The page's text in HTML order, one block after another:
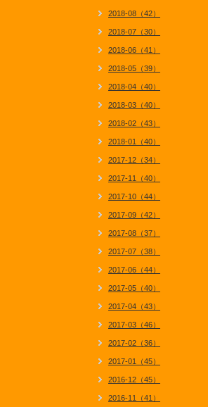
2018-08（42）
2018-07（30）
2018-06（41）
2018-05（39）
2018-04（40）
2018-03（40）
2018-02（43）
2018-01（40）
2017-12（34）
2017-11（40）
2017-10（44）
2017-09（42）
2017-08（37）
2017-07（38）
2017-06（44）
2017-05（40）
2017-04（43）
2017-03（46）
2017-02（36）
2017-01（45）
2016-12（45）
2016-11（41）